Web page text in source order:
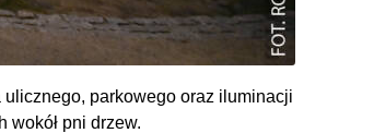
parkowego oraz iluminacji
wokół pni drzew.